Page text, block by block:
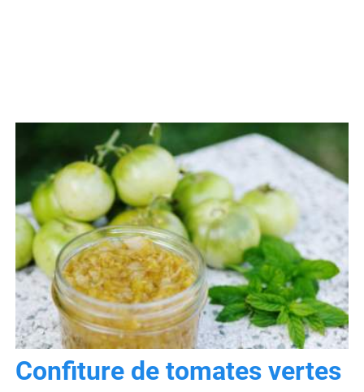
Confiture de tomates vertes